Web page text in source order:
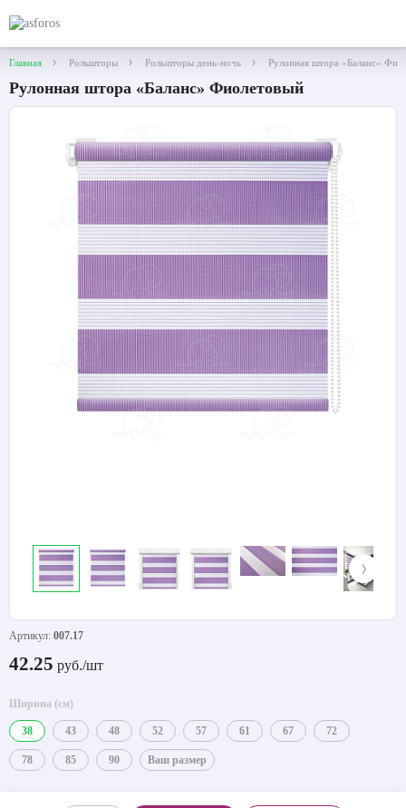
Главная Рольшторы Рольшторы день-ночь Рулонная штора «Баланс»
Рулонная штора «Баланс» Фиолетовый
Артикул: 007.17
42.25 руб./шт
Ширина (см)
38 43 48 52 57 61 67 72
78 85 90 Ваш размер